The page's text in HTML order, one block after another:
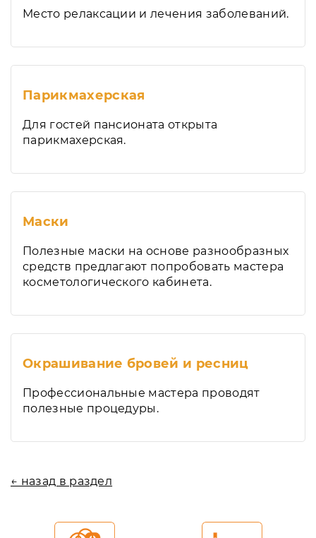
Место релаксации и лечения заболеваний.
Парикмахерская
Для гостей пансионата открыта
парикмахерская.
Маски
Полезные маски на основе разнообразных
средств предлагают попробовать мастера
косметологического кабинета.
Окрашивание бровей и ресниц
Профессиональные мастера проводят
полезные процедуры.
← назад в раздел